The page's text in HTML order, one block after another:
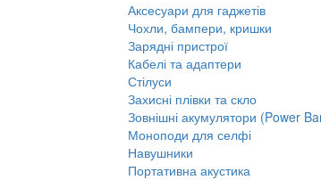
Аксесуари для гаджетів
Чохли, бампери, кришки
Зарядні пристрої
Кабелі та адаптери
Стілуси
Захисні плівки та скло
Зовнішні акумулятори (Power
Моноподи для селфі
Навушники
Портативна акустика